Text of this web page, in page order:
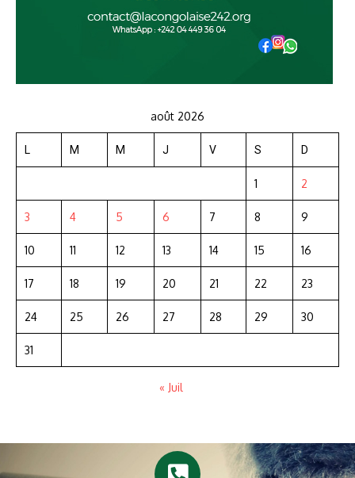
août 2026
L M M J V S D
1 2
3 4 5 6 7 8 9
10 11 12 13 14 15 16
17 18 19 20 21 22 23
24 25 26 27 28 29 30
31
« Juil